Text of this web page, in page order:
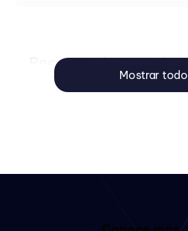
Recursos destacados
firma vía
Mostrar todo